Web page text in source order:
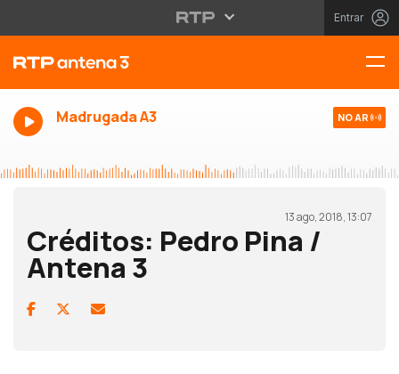
Entrar
Madrugada A3 NO AR
13 ago, 2018, 13:07
Créditos: Pedro Pina /
Antena 3